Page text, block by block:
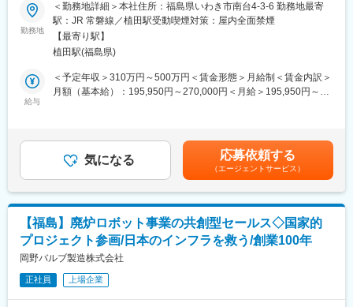
＼魅力ポイント／
・残業は社内平均月13時間程で水曜はノー残業デーです。
・有給も取りやすく平均有給取得日数は13.8日。
・近年自然災害対策が強化されたことにより公共に使用されるコ
ンクリートの需要増加。また顧客が官公庁の為、安定的な経営基
盤があります。
タログ製品だけでなく完全カスタマイズのオリジナル製品の設
計・製造も行っております。そのため現場での作業効率が上が
り、お客様から支持を頂いております。当社には設計が他社と比
当社の開発力や技術力・品質は業界でも高く評価されておりま
す。
変更の範囲：会社の定める業務
■担当業務：
当社の機械系総合職として以下、設備の保守・メンテナンス業
務、改善業務、工事管理・予実績管理業務をお任せします。
＜業務詳細＞
紙をつくる抄紙機械など、最新鋭の紙製造設備の保守・メンテナ
ンスの計画/実行、不具合発生時の復旧作業等を行っていただきま
で、不具合内容の原因を探り的確に保守業務を行っていただく必
要があります。
メンテナンスをお任せします。
■組織構成
平均年齢は38歳で、男女比 男10：女0になります。
■教育体制：
数日間の導入研修や配属先でのOJTを通して業務の流れを身に着
勤務地
＜勤務地詳細＞本社住所：福島県いわき市南台4-3-6 勤務地最寄
駅：JR 常磐線／植田駅受動喫煙対策：屋内全面禁煙
【最寄り駅】
植田駅(福島県)
給与
＜予定年収＞310万円～500万円＜賃金形態＞月給制＜賃金内訳＞
月額（基本給）：195,950円～270,000円＜月給＞195,950円～
円賃金はあくまでも目安の金額であり、選考を通じて上下する可
能性があります。月給(月額)は固定手当を含めた表記です。
気になる 応募依頼する
（エージェントサービス）
【福島】廃炉ロボット事業の共創型セールス◇国家的
プロジェクト参画/日本のインフラを救う/創業100年
岡野バルブ製造株式会社
正社員 上場企業